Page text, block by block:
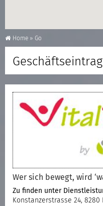
Home » Go
Wer sich bewegt, wird
Zu finden unter
Konstanzerstrasse 24, 8280